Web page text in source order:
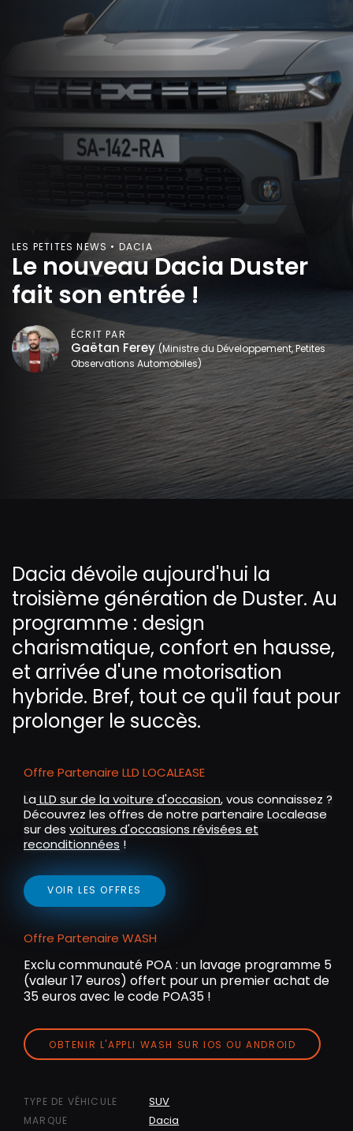
LES PETITES NEWS • DACIA
Le nouveau Dacia Duster
fait son entrée !
ÉCRIT PAR
Gaëtan Ferey (Ministre du Développement, Petites
Observations Automobiles)
Dacia dévoile aujourd'hui la
troisième génération de Duster. Au
programme : design
charismatique, confort en hausse,
et arrivée d'une motorisation
hybride. Bref, tout ce qu'il faut pour
prolonger le succès.
Offre Partenaire LLD LOCALEASE
La LLD sur de la voiture d'occasion, vous connaissez ?
Découvrez les offres de notre partenaire Localease
sur des voitures d'occasions révisées et
reconditionnées !
VOIR LES OFFRES
Offre Partenaire WASH
Exclu communauté POA : un lavage programme 5
(valeur 17 euros) offert pour un premier achat de
35 euros avec le code POA35 !
OBTENIR L'APPLI WASH SUR IOS OU ANDROID
TYPE DE VÉHICULE SUV
MARQUE Dacia